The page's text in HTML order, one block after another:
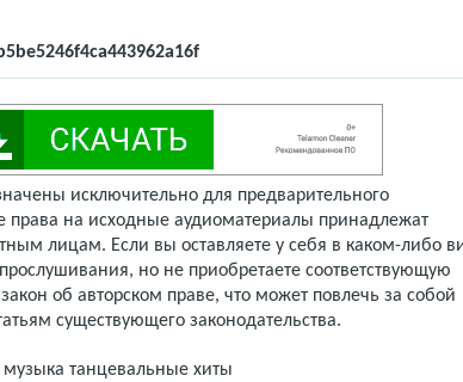
исключительно для предварительного
права на исходные аудиоматериалы принадлежат
лицам. Если вы оставляете у себя в каком-либо
но не приобретаете соответствующую
об авторском праве, что может повлечь за собой
существующего законодательства.
музыка танцевальные хиты